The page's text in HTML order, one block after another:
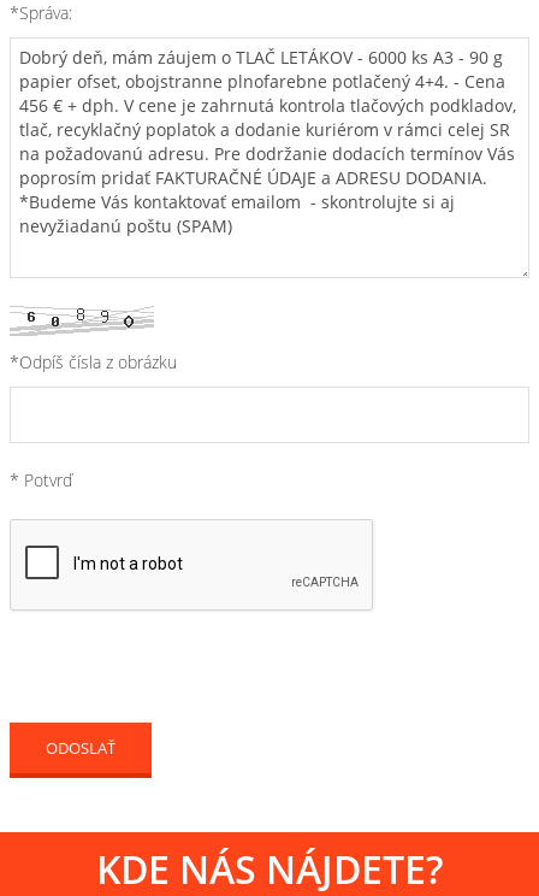
*Správa:
*Odpíš čísla z obrázku
* Potvrď
KDE NÁS NÁJDETE?